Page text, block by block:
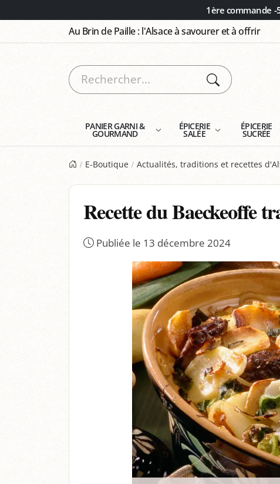
1ère commande -
Au Brin de Paille : l'Alsace à savourer et à offrir
PANIER GARNI &
GOURMAND
ÉPICERIE
SALÉE
ÉPICERIE
SUCRÉE
E-Boutique Actualités, traditions et recettes
Recette du Baeckeoffe
Publiée le 13 décembre 2024